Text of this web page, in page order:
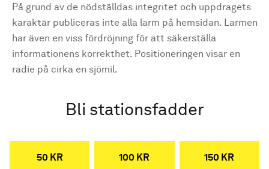
På grund av de nödställdas integritet och uppdragets
karaktär publiceras inte alla larm på hemsidan. Larmen
har även en viss fördröjning för att säkerställa
informationens korrekthet. Positioneringen visar en
radie på cirka en sjömil.
Bli stationsfadder
50 KR 100 KR 150 KR